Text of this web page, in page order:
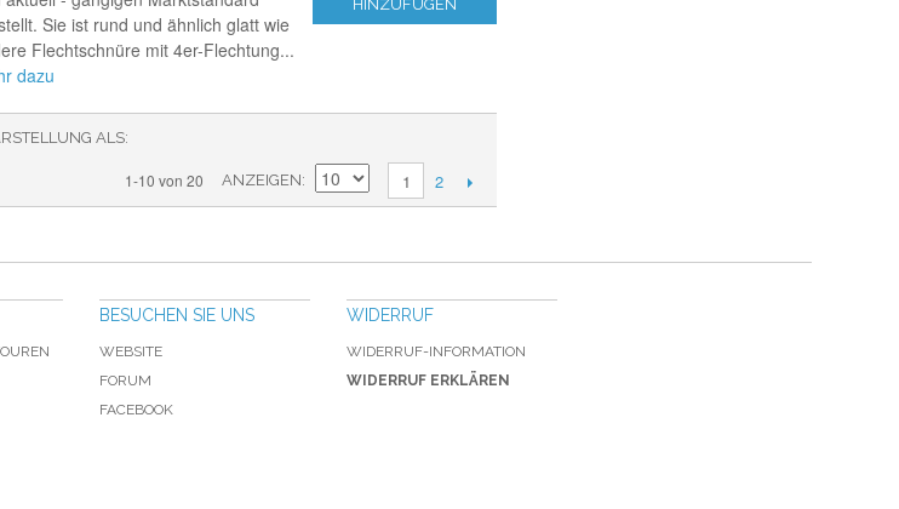
HINZUFÜGEN
Sie ist rund und ähnlich glatt wie
Flechtschnüre mit 4er-Flechtung...
dazu
ALS
1-10 von 20 ANZEIGEN 1 2
BESUCHEN SIE UNS
WEBSITE
FORUM
FACEBOOK
WIDERRUF
WIDERRUF-INFORMATION
WIDERRUF ERKLÄREN